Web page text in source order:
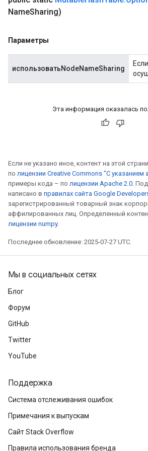
NameSharing)
Параметры
использоватьNodeNameSharing
Эта информация оказалась
Если не указано иное, контент на этой
по лицензии Creative Commons "С указанием
примеры кода – по лицензии Apache 2.0.
написано в правилах сайта Google
зарегистрированный товарный знак
аффилированных лиц. Определенный
лицензии numpy.
Последнее обновление: 2025-07-27 UTC.
Мы в социальных сетях
Блог
Форум
GitHub
Twitter
YouTube
Поддержка
Система отслеживания ошибок
Примечания к выпускам
Сайт Stack Overflow
Правила использования бренда